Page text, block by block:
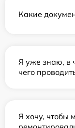
Какие
Я уже знаю, в
чего
Я хочу, чтобы